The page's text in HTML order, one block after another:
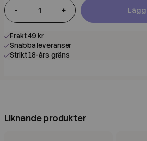
- +
Frakt 49 kr
Snabba leveranser
Strikt 18-års gräns
Liknande produkter